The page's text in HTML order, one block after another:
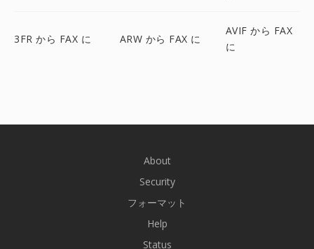
3FR から FAX に ARW から FAX に
AVIF から FAX
に
About
Security
フォーマット
Help
Status